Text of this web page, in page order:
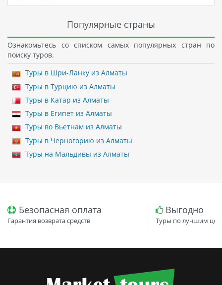
Популярные страны
Ознакомьтесь со списком самых популярных стран по
поиску туров.
Туры в Шри-Ланку из Алматы
Туры в Турцию из Алматы
Туры в Катар из Алматы
Туры в Египет из Алматы
Туры во Вьетнам из Алматы
Туры в Черногорию из Алматы
Туры на Мальдивы из Алматы
Безопасная оплата
Гарантия возврата средств
Выгодно
Туры по лучшим